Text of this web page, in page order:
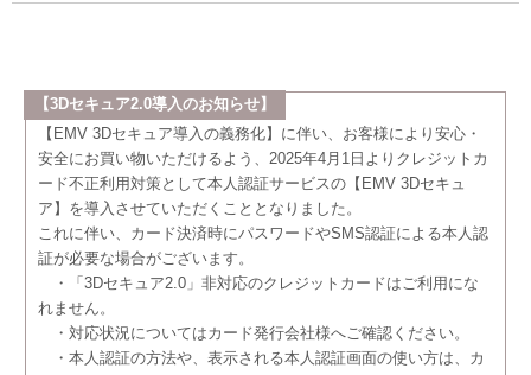
【3Dセキュア2.0導入のお知らせ】
【EMV 3Dセキュア導入の義務化】に伴い、お客様により安心・
安全にお買い物いただけるよう、2025年4月1日よりクレジットカ
ード不正利用対策として本人認証サービスの【EMV 3Dセキュ
ア】を導入させていただくこととなりました。
これに伴い、カード決済時にパスワードやSMS認証による本人認
証が必要な場合がございます。
・「3Dセキュア2.0」非対応のクレジットカードはご利用にな
れません。
・対応状況についてはカード発行会社様へご確認ください。
・本人認証の方法や、表示される本人認証画面の使い方は、カ